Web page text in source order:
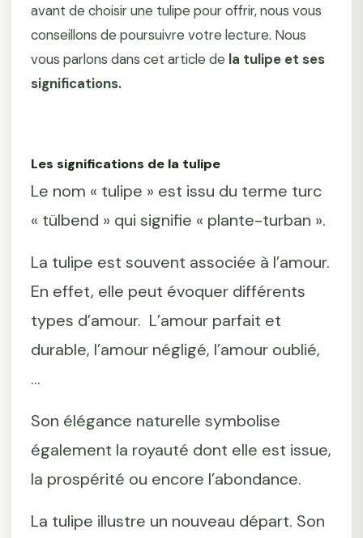
avant de choisir une tulipe pour offrir, nous vous
conseillons de poursuivre votre lecture. Nous
vous parlons dans cet article de la tulipe et ses
significations.
Les significations de la tulipe
Le nom « tulipe » est issu du terme turc
« tülbend » qui signifie « plante-turban ».
La tulipe est souvent associée à l’amour.
En effet, elle peut évoquer différents
types d’amour. L’amour parfait et
durable, l’amour négligé, l’amour oublié,
...
Son élégance naturelle symbolise
également la royauté dont elle est issue,
la prospérité ou encore l’abondance.
La tulipe illustre un nouveau départ. Son